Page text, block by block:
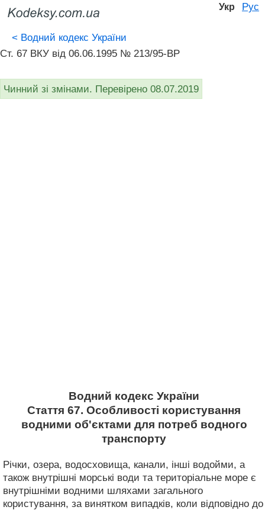
Укр Рус
< Водний кодекс України
Ст. 67 ВКУ від 06.06.1995 № 213/95-ВР
Чинний зі змінами. Перевірено 08.07.2019
Водний кодекс України
Стаття 67. Особливості користування
водними об'єктами для потреб водного
транспорту
Річки, озера, водосховища, канали, інші водойми, а
також внутрішні морські води та територіальне море є
внутрішніми водними шляхами загального
користування, за винятком випадків, коли відповідно до